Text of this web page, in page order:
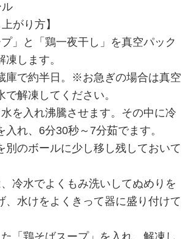
がり方】
」と「鶏一夜干し」を真空パック
します。
庫で約半日。※お急ぎの場合は真空
解凍してください。
を入れ沸騰させます。その中に冷
れ、6分30秒～7分茹でます。
のボールに少し移し残しておいて
冷水でよくもみ洗いしてぬめりを
、水けをよくきって器に盛り付けて